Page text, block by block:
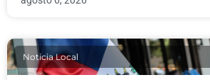
Noticia Local